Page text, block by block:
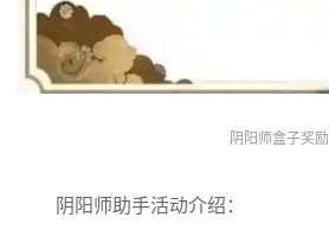
阴阳师盒子奖励
阴阳师助手活动介绍：